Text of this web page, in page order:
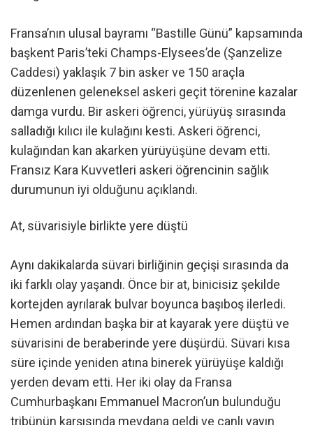
Fransa’nın ulusal bayramı “Bastille Günü” kapsamında
başkent Paris’teki Champs-Elysees’de (Şanzelize
Caddesi) yaklaşık 7 bin asker ve 150 araçla
düzenlenen geleneksel askeri geçit törenine kazalar
damga vurdu. Bir askeri öğrenci, yürüyüş sırasında
salladığı kılıcı ile kulağını kesti. Askeri öğrenci,
kulağından kan akarken yürüyüşüne devam etti.
Fransız Kara Kuvvetleri askeri öğrencinin sağlık
durumunun iyi olduğunu açıklandı.
At, süvarisiyle birlikte yere düştü
Aynı dakikalarda süvari birliğinin geçişi sırasında da
iki farklı olay yaşandı. Önce bir at, binicisiz şekilde
kortejden ayrılarak bulvar boyunca başıboş ilerledi.
Hemen ardından başka bir at kayarak yere düştü ve
süvarisini de beraberinde yere düşürdü. Süvari kısa
süre içinde yeniden atına binerek yürüyüşe kaldığı
yerden devam etti. Her iki olay da Fransa
Cumhurbaşkanı Emmanuel Macron’un bulunduğu
tribünün karşısında meydana geldi ve canlı yayın